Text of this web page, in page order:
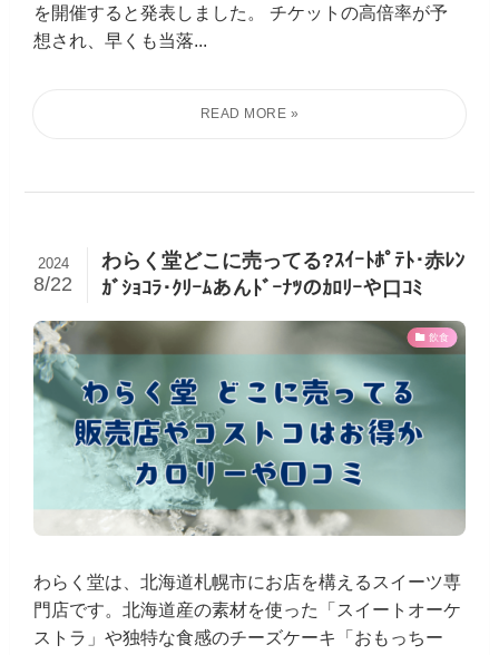
を開催すると発表しました。 チケットの高倍率が予
想され、早くも当落...
わらく堂どこに売ってる?ｽｲｰﾄﾎﾟﾃﾄ･赤ﾚﾝ
ｶﾞｼｮｺﾗ･ｸﾘｰﾑあんﾄﾞｰﾅﾂのｶﾛﾘｰや口ｺﾐ
2024
8/22
飲食
わらく堂は、北海道札幌市にお店を構えるスイーツ専
門店です。北海道産の素材を使った「スイートオーケ
ストラ」や独特な食感のチーズケーキ「おもっちー